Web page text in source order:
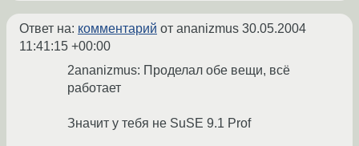
Ответ на: комментарий от ananizmus 30.05.2004
11:41:15 +00:00
2ananizmus: Проделал обе вещи, всё
работает
Значит у тебя не SuSE 9.1 Prof